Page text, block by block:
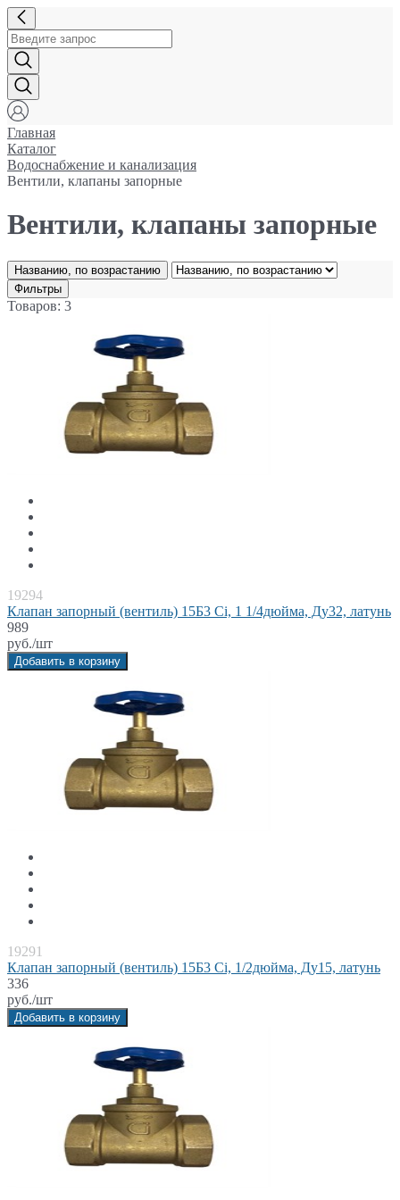
Главная
Каталог
Водоснабжение и канализация
Вентили, клапаны запорные
Вентили, клапаны запорные
Названию, по возрастанию
Фильтры
Товаров: 3
19294
Клапан запорный (вентиль) 15Б3 Ci, 1 1/4дюйма, Ду32, латунь
989
руб./шт
Добавить в корзину
19291
Клапан запорный (вентиль) 15Б3 Ci, 1/2дюйма, Ду15, латунь
336
руб./шт
Добавить в корзину